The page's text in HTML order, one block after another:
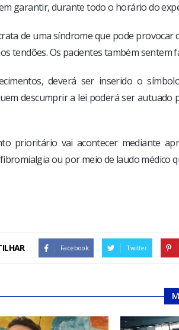
garantir, durante todo o horário do
de uma síndrome que pode
tendões. Os pacientes também sentem
deverá ser inserido o
descumprir a lei poderá ser autuado
prioritário vai acontecer mediante
ou por meio de laudo médico
Facebook Twitter